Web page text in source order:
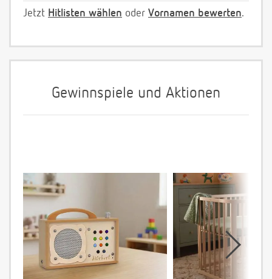
Jetzt Hitlisten wählen oder Vornamen bewerten.
Gewinnspiele und Aktionen